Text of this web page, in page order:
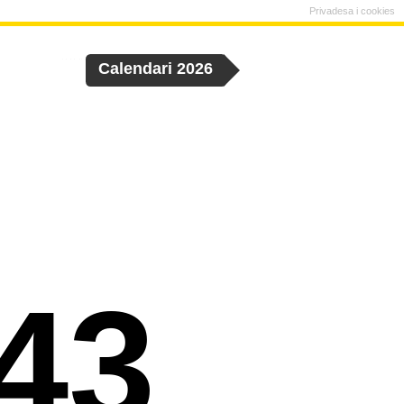
Calendari 2026
Privadesa i cookies